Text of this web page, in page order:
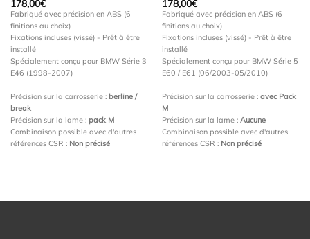
178,00€
Fabriqué avec précision en ABS (6
finitions au choix)
Fixations incluses (vissé) - Prêt à être
installé
Spécialement conçu pour BMW Série 3
E46 (1998-2007)
Précision sur la carrosserie : berline /
break
Précision sur la lame : pack M
Combinaison possible avec d'autres
références CSR : Non précisé
178,00€
Fabriqué avec précision en ABS (6
finitions au choix)
Fixations incluses (vissé) - Prêt à être
installé
Spécialement conçu pour BMW Série 5
E60 / E61 (06/2003-05/2010)
Précision sur la carrosserie : avec Pack
M
Précision sur la lame : Aucune
Combinaison possible avec d'autres
références CSR : Non précisé